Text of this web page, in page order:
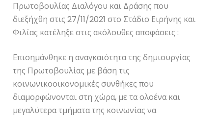
Πρωτοβουλίας Διαλόγου και Δράσης που
διεξήχθη στις 27/11/2021 στο Στάδιο Ειρήνης και
Φιλίας κατέληξε στις ακόλουθες αποφάσεις :
Επισημάνθηκε η αναγκαιότητα της δημιουργίας
της Πρωτοβουλίας με βάση τις
κοινωνικοοικονομικές συνθήκες που
διαμορφώνονται στη χώρα, με τα ολοένα και
μεγαλύτερα τμήματα της κοινωνίας να